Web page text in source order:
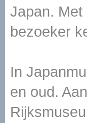
Japan.
bezoeker
In
en oud.